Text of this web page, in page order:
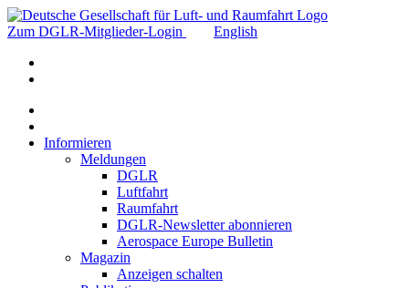
Zum DGLR-Mitglieder-Login English
Informieren
Meldungen
DGLR
Luftfahrt
Raumfahrt
DGLR-Newsletter abonnieren
Aerospace Europe Bulletin
Magazin
Anzeigen schalten